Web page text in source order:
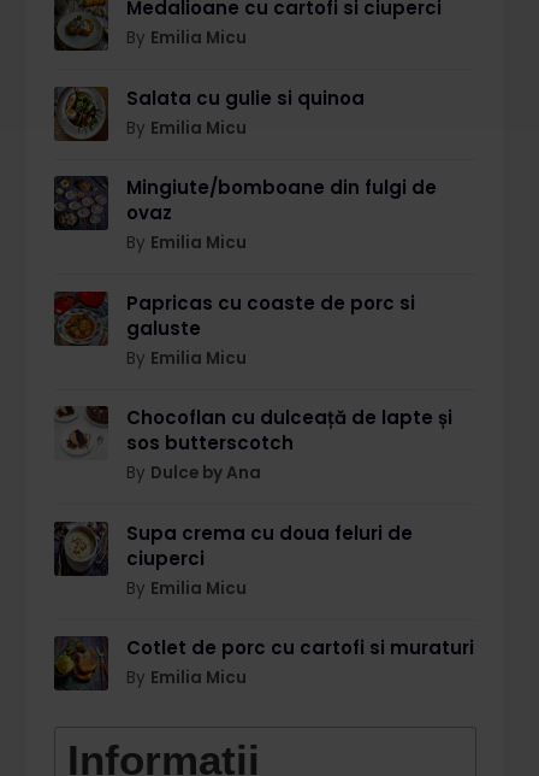
Medalioane cu cartofi si ciuperci
By Emilia Micu
Salata cu gulie si quinoa
By Emilia Micu
Mingiute/bomboane din fulgi de
ovaz
By Emilia Micu
Papricas cu coaste de porc si
galuste
By Emilia Micu
Chocoflan cu dulceață de lapte și
sos butterscotch
By Dulce by Ana
Supa crema cu doua feluri de
ciuperci
By Emilia Micu
Cotlet de porc cu cartofi si muraturi
By Emilia Micu
Informații